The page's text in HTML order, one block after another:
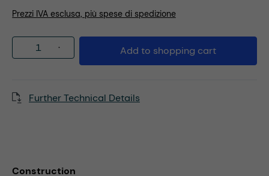
Prezzi IVA esclusa, più spese di spedizione
Product Quantity: Enter the desired
Add to shopping cart
Further Technical Details
Construction